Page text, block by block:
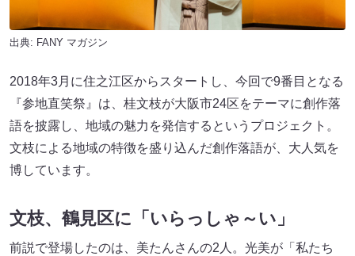
出典: FANY マガジン
2018年3月に住之江区からスタートし、今回で9番目となる
『参地直笑祭』は、桂文枝が大阪市24区をテーマに創作落
語を披露し、地域の魅力を発信するというプロジェクト。
文枝による地域の特徴を盛り込んだ創作落語が、大人気を
博しています。
文枝、鶴見区に「いらっしゃ～い」
前説で登場したのは、美たんさんの2人。光美が「私たち